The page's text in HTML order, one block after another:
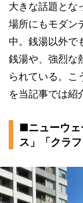
大きな話題とな
場所にもモダン
中。銭湯以外で
銭湯や、強烈な
られている。こ
を当記事では紹
■ニューウェ
ス」「クラ